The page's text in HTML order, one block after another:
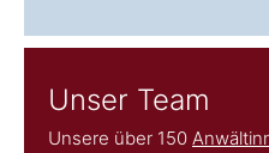
Unser Team
Unsere über 150